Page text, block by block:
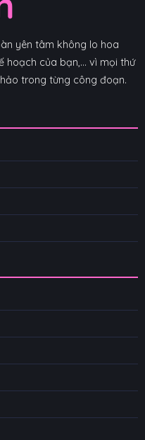
yên tâm không lo hoa
hoạch của bạn,... vì mọi thứ
trong từng công đoạn.